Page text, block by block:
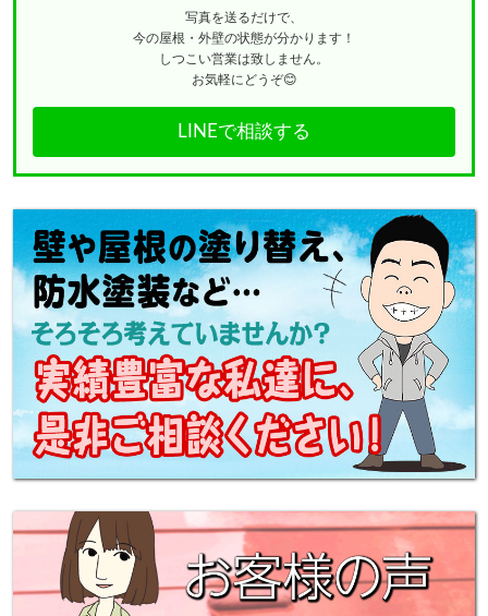
写真を送るだけで、
今の屋根・外壁の状態が分かります！
しつこい営業は致しません。
お気軽にどうぞ😊
LINEで相談する